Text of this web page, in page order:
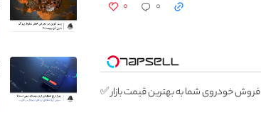
۰ ۰
فروش خودروی شما به بهترین قیمت بازار ✅